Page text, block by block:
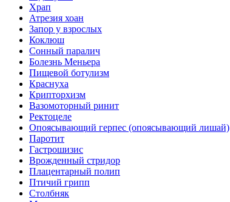
Храп
Атрезия хоан
Запор у взрослых
Коклюш
Сонный паралич
Болезнь Меньера
Пищевой ботулизм
Краснуха
Крипторхизм
Вазомоторный ринит
Ректоцеле
Опоясывающий герпес (опоясывающий лишай)
Паротит
Гастрошизис
Врожденный стридор
Плацентарный полип
Птичий грипп
Столбняк